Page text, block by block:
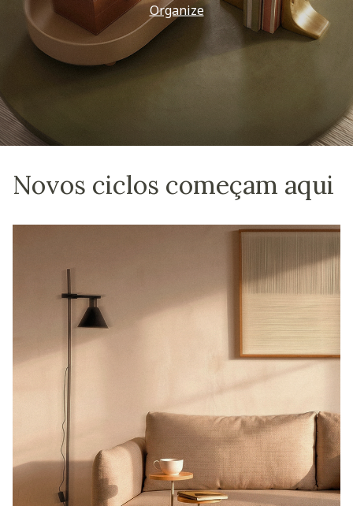
Organize
Novos ciclos começam aqui